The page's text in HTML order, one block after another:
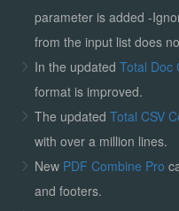
parameter is added -
from the input list does
In the updated Total Doc
format is improved.
The updated Total CSV
with over a million lines.
New PDF Combine Pro
and footers.